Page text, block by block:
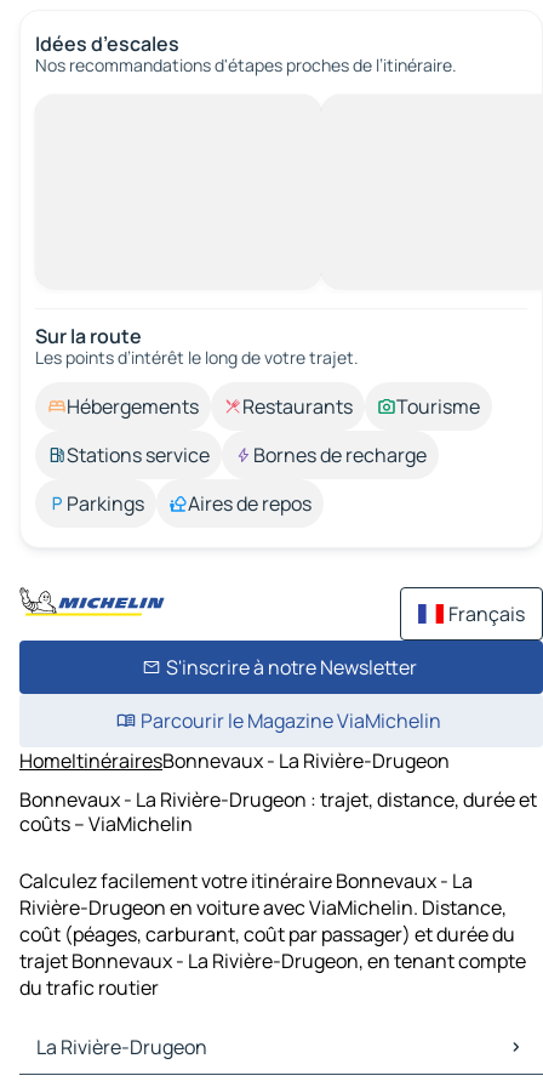
Idées d’escales
Nos recommandations d'étapes proches de l’itinéraire.
Sur la route
Les points d’intérêt le long de votre trajet.
Hébergements Restaurants
Tourisme
Stations service
Bornes de recharge
Parkings
Aires de repos
Français
S'inscrire à notre Newsletter
Parcourir le Magazine ViaMichelin
HomeItinérairesBonnevaux - La Rivière-Drugeon
Bonnevaux - La Rivière-Drugeon : trajet, distance, durée et
coûts – ViaMichelin
Calculez facilement votre itinéraire Bonnevaux - La
Rivière-Drugeon en voiture avec ViaMichelin. Distance,
coût (péages, carburant, coût par passager) et durée du
trajet Bonnevaux - La Rivière-Drugeon, en tenant compte
du trafic routier
La Rivière-Drugeon